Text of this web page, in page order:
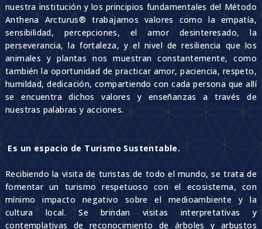
nuestra institución y los principios fundamentales del Método
Anthena Arcturus® trabajamos valores como la empatía,
sensibilidad, percepciones, el amor desinteresado, la
perseverancia, la fortaleza, y el nivel de resiliencia que los
animales y plantas nos muestran constantemente, como
también la oportunidad de practicar amor, paciencia, respeto,
humildad, dedicación, compartiendo con cada persona que allí
se encuentra dichos valores y enseñanzas a través de
nuestras palabras y acciones.
Es un espacio de Turismo Sustentable.
Recibiendo la visita de turistas de todo el mundo, se trata de
fomentar un turismo respetuoso con el ecosistema, con
mínimo impacto negativo sobre el medioambiente y la
cultura local. Se brindan visitas interpretativas y
contemplativas de reconocimiento de árboles y arbustos